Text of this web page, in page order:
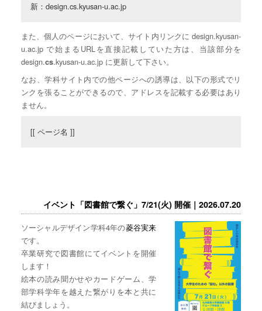
新：design.cs.kyusan-u.ac.jp
また、個人のページにおいて、サイト内リンクに design.kyusan-
u.ac.jp で始まるURLを直接記載していた方は、当該部分を
design.cs.kyusan-u.ac.jp に更新して下さい。
なお、学科サイト内での他ページへの誘導は、以下の形式でリ
ンクを張ることができるので、アドレスを記載する必要はあり
ません。
[[ ページ名 ]]
イベント「図書館で繋ぐ」7/21(火) 開催｜2026.07.20
ソーシャルデザイン学科4年の菱谷実来
です。
卒業研究で図書館にてイベントを開催
します！
絵本の読み聞かせやカードゲーム、学
部学科学年を越えた繋がりを本と共に
結びましょう。